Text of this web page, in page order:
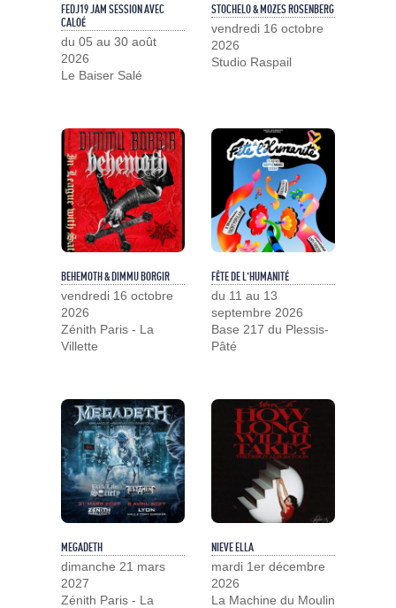
FEDJ19 JAM SESSION AVEC
CALOÉ
du 05 au 30 août
2026
Le Baiser Salé
STOCHELO & MOZES ROSENBERG
vendredi 16 octobre
2026
Studio Raspail
BEHEMOTH & DIMMU BORGIR
vendredi 16 octobre
2026
Zénith Paris - La
Villette
FÊTE DE L'HUMANITÉ
du 11 au 13
septembre 2026
Base 217 du Plessis-
Pâté
MEGADETH
dimanche 21 mars
2027
Zénith Paris - La
NIEVE ELLA
mardi 1er décembre
2026
La Machine du Moulin